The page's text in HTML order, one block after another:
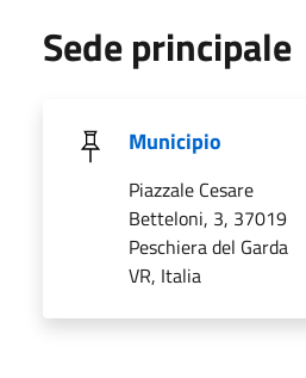
Sede principale
Municipio
Piazzale Cesare
Betteloni, 3, 37019
Peschiera del Garda
VR, Italia